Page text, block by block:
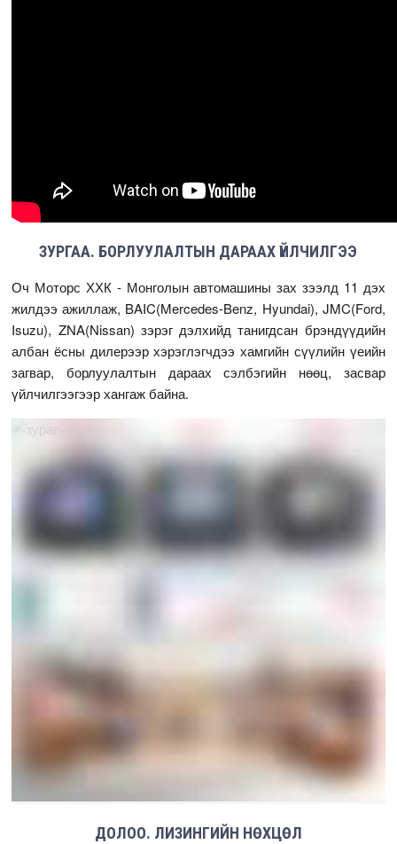
ЗУРГАА. БОРЛУУЛАЛТЫН ДАРААХ ҮЙЛЧИЛГЭЭ
Оч Моторс ХХК - Монголын автомашины зах зээлд 11 дэх
жилдээ ажиллаж, BAIC(Mercedes-Benz, Hyundai), JMC(Ford,
Isuzu), ZNA(Nissan) зэрэг дэлхийд танигдсан брэндүүдийн
албан ёсны дилерээр хэрэглэгчдээ хамгийн сүүлийн үеийн
загвар, борлуулалтын дараах сэлбэгийн нөөц, засвар
үйлчилгээгээр хангаж байна.
ДОЛОО. ЛИЗИНГИЙН НӨХЦӨЛ